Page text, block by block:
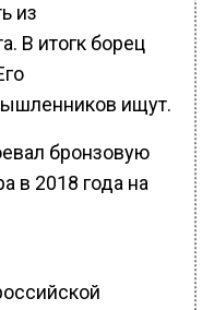
из
В итогк борец
ищут.
бронзовую
в 2018 года на